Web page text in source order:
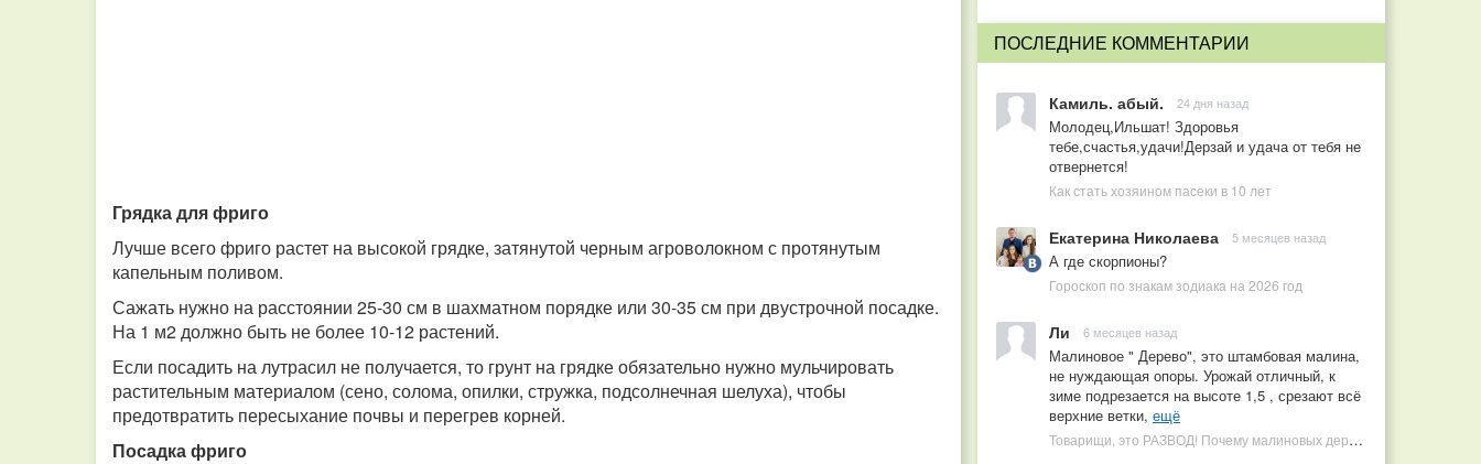
Грядка для фриго
Лучше всего фриго растет на высокой грядке, затянутой черным агроволокном с протянутым
капельным поливом.
Сажать нужно на расстоянии 25-30 см в шахматном порядке или 30-35 см при двустрочной посадке.
На 1 м2 должно быть не более 10-12 растений.
Если посадить на лутрасил не получается, то грунт на грядке обязательно нужно мульчировать
растительным материалом (сено, солома, опилки, стружка, подсолнечная шелуха), чтобы
предотвратить пересыхание почвы и перегрев корней.
Посадка фриго
ПОСЛЕДНИЕ КОММЕНТАРИИ
Камиль. абый. 24 дня назад
Молодец,Ильшат! Здоровья
тебе,счастья,удачи!Дерзай и удача от тебя не
отвернется!
Как стать хозяином пасеки в 10 лет
Екатерина Николаева 5 месяцев назад
А где скорпионы?
Гороскоп по знакам зодиака на 2026 год
Ли 6 месяцев назад
Малиновое " Дерево", это штамбовая малина,
не нуждающая опоры. Урожай отличный, к
зиме подрезается на высоте 1,5 , срезают всё
верхние ветки, ещё
Товарищи, это РАЗВОД! Почему малиновых деревьев не бывает, или Как ушлые продавцы наживаются на мечтах садоводов